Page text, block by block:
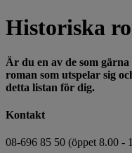
Historiska
Är du en av de som
roman som utspelar sig
detta listan för dig.
Kontakt
08-696 85 50 (öppet 8.00 -